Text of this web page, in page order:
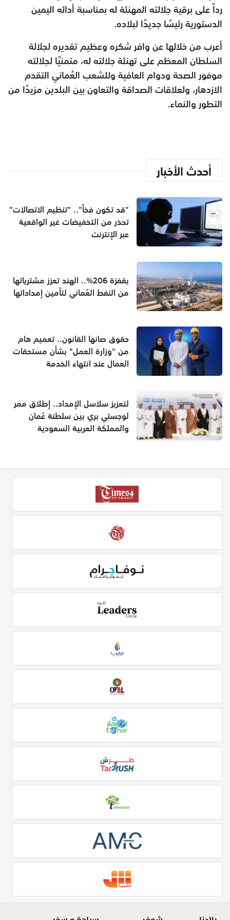
رداً على برقية جلالته المهنئة له بمناسبة أدائه اليمين
الدستورية رئيسًا جديدًا لبلاده.
أعرب من خلالها عن وافر شكره وعظيم تقديره لجلالة
السلطان المعظم على تهنئة جلالته له، متمنيًا لجلالته
موفور الصحة ودوام العافية وللشعب العُماني التقدم
الازدهار، ولعلاقات الصداقة والتعاون بين البلدين مزيدًا من
التطور والنماء.
أحدث الأخبار
"قد تكون فخاً".. "تنظيم الاتصالات"
تحذر من التخفيضات غير الواقعية
عبر الإنترنت
بقفزة 206%.. الهند تعزز مشترياتها
من النفط العُماني لتأمين إمداداتها
حقوق صانها القانون.. تعميم هام
من "وزارة العمل" بشأن مستحقات
العمال عند انتهاء الخدمة
لتعزيز سلاسل الإمداد.. إطلاق ممر
لوجستي بري بين سلطنة عُمان
والمملكة العربية السعودية